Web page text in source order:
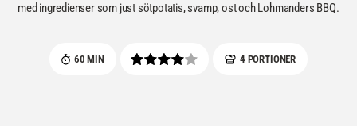
med ingredienser som just sötpotatis, svamp, ost och Lohmanders BBQ.
60 MIN 4 PORTIONER